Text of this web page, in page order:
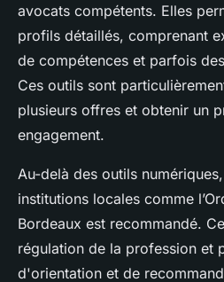
avocats compétents. Elles
profils détaillés, comprenant
de compétences et parfois
Ces outils sont
plusieurs offres et obtenir un
engagement.
Au-delà des outils
institutions locales comme
Bordeaux est recommandé.
régulation de la profession et
d'orientation et de